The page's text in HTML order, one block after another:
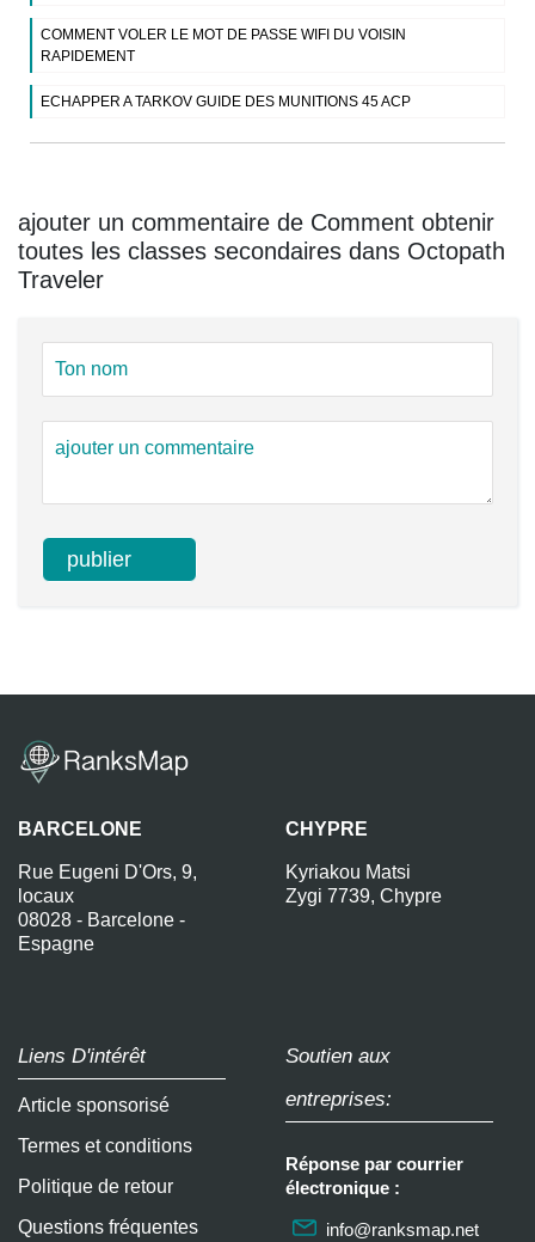
COMMENT VOLER LE MOT DE PASSE WIFI DU VOISIN
RAPIDEMENT
ECHAPPER A TARKOV GUIDE DES MUNITIONS 45 ACP
ajouter un commentaire de Comment obtenir
toutes les classes secondaires dans Octopath
Traveler
BARCELONE
Rue Eugeni D'Ors, 9,
locaux
08028 - Barcelone -
Espagne
CHYPRE
Kyriakou Matsi
Zygi 7739, Chypre
Liens D'intérêt
Article sponsorisé
Termes et conditions
Politique de retour
Questions fréquentes
Soutien aux
entreprises:
Réponse par courrier
électronique :
info@ranksmap.net